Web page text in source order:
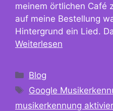
meinem örtlichen Café
auf meine Bestellung
Hintergrund ein Lied.
Weiterlesen
Kategorien
Blog
Schlagwörter
Google
musikerkennung